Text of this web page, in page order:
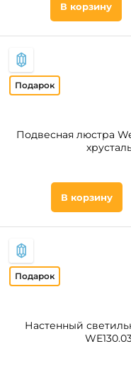
В корзину
Подвесная люстра
В корзину
Настенный